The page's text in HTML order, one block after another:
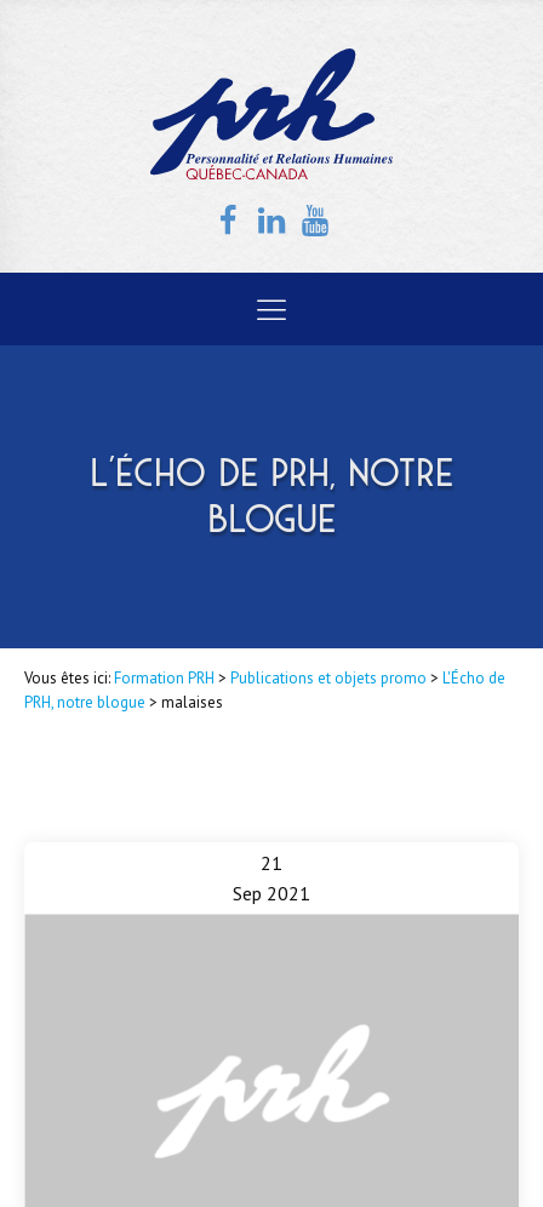
L'ÉCHO DE PRH, NOTRE
BLOGUE
Vous êtes ici:Formation PRH > Publications et objets promo > L'Écho de
PRH, notre blogue > malaises
21
Sep 2021